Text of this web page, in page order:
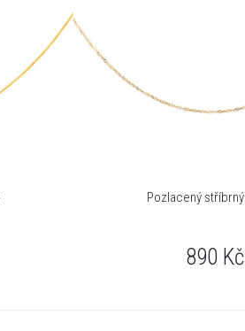
Pozlacený
890 Kč